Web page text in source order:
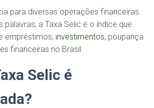
para diversas operações financeiras
palavras, a Taxa Selic é o índice que
empréstimos, investimentos, poupança
financeiras no Brasil.
Selic é